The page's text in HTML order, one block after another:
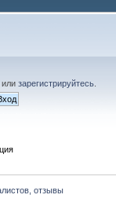
илизарегистрируйтесь
отзывы